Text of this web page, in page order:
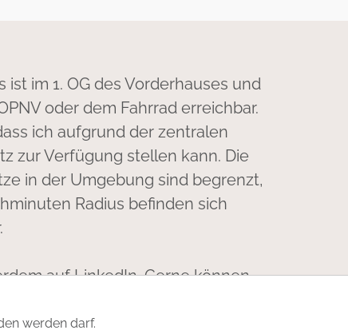
ist im 1. OG des Vorderhauses und
oder dem Fahrrad erreichbar.
ich aufgrund der zentralen
zur Verfügung stellen kann. Die
in der Umgebung sind begrenzt,
Radius befinden sich
aufLinkedIn. Gerne können
werden darf.